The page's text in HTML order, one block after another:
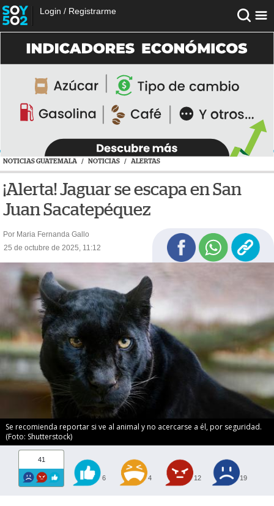
Login / Registrarme
NOTICIAS GUATEMALA / NOTICIAS / ALERTAS
¡Alerta! Jaguar se escapa en San
Juan Sacatepéquez
Por Maria Fernanda Gallo
25 de octubre de 2025, 11:12
Se recomienda reportar si ve al animal y no acercarse a él, por seguridad.
(Foto: Shutterstock)
41
6 4 12 19